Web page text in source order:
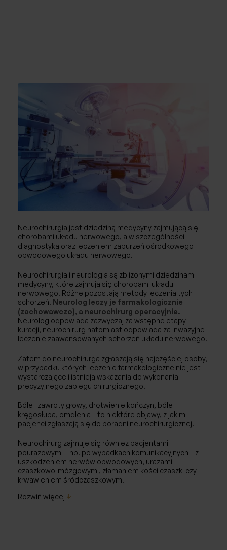
Ginekologia
Ginekologia estetyczna
Choroby piersi
Afereza/Apherese
Reumatologia
Badania
Fizjoterapia
Neurochirurgia jest dziedziną medycyny zajmującą się
chorobami układu nerwowego, a w szczególności
diagnostyką oraz leczeniem zaburzeń ośrodkowego i
obwodowego układu nerwowego.
Neurochirurgia i neurologia są zbliżonymi dziedzinami
medycyny, które zajmują się chorobami układu
nerwowego. Różne pozostają metody leczenia tych
schorzeń. Neurolog leczy je farmakologicznie
(zachowawczo), a neurochirurg operacyjnie.
Neurolog odpowiada zazwyczaj za wstępne etapy
kuracji, neurochirurg natomiast odpowiada za inwazyjne
leczenie zaawansowanych schorzeń układu nerwowego.
Zatem do neurochirurga zgłaszają się najczęściej osoby,
w przypadku których leczenie farmakologiczne nie jest
wystarczające i istnieją wskazania do wykonania
precyzyjnego zabiegu chirurgicznego.
Bóle i zawroty głowy, drętwienie kończyn, bóle
kręgosłupa, omdlenia – to niektóre objawy, z jakimi
pacjenci zgłaszają się do poradni neurochirurgicznej.
Neurochirurg zajmuje się również pacjentami
pourazowymi – np. po wypadkach komunikacyjnych – z
uszkodzeniem nerwów obwodowych, urazami
czaszkowo-mózgowymi, złamaniem kości czaszki czy
krwawieniem śródczaszkowym.
Rozwiń więcej